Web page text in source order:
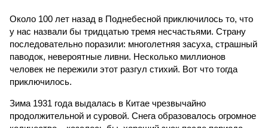
Около 100 лет назад в Поднебесной приключилось то, что
у нас назвали бы тридцатью тремя несчастьями. Страну
последовательно поразили: многолетняя засуха, страшный
паводок, невероятные ливни. Несколько миллионов
человек не пережили этот разгул стихий. Вот что тогда
приключилось.
Зима 1931 года выдалась в Китае чрезвычайно
продолжительной и суровой. Снега образовалось огромное